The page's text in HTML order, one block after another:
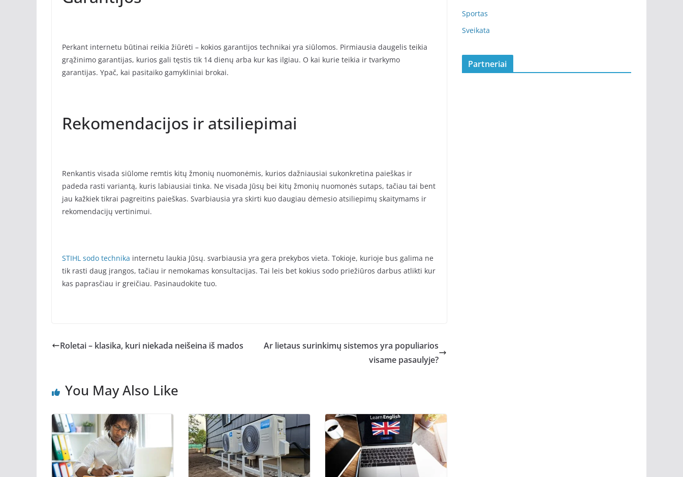
Perkant internetu būtinai reikia žiūrėti – kokios garantijos technikai yra siūlomos. Pirmiausia daugelis teikia
grąžinimo garantijas, kurios gali tęstis tik 14 dienų arba kur kas ilgiau. O kai kurie teikia ir tvarkymo
garantijas. Ypač, kai pasitaiko gamykliniai brokai.
Rekomendacijos ir atsiliepimai
Renkantis visada siūlome remtis kitų žmonių nuomonėmis, kurios dažniausiai sukonkretina paieškas ir
padeda rasti variantą, kuris labiausiai tinka. Ne visada Jūsų bei kitų žmonių nuomonės sutaps, tačiau tai bent
jau kažkiek tikrai pagreitins paieškas. Svarbiausia yra skirti kuo daugiau dėmesio atsiliepimų skaitymams ir
rekomendacijų vertinimui.
STIHL sodo technika internetu laukia Jūsų. svarbiausia yra gera prekybos vieta. Tokioje, kurioje bus galima ne
tik rasti daug įrangos, tačiau ir nemokamas konsultacijas. Tai leis bet kokius sodo priežiūros darbus atlikti kur
kas paprasčiau ir greičiau. Pasinaudokite tuo.
Roletai – klasika, kuri niekada neišeina iš mados
Ar lietaus surinkimų sistemos yra populiarios
visame pasaulyje?
You May Also Like
Sportas
Sveikata
Partneriai